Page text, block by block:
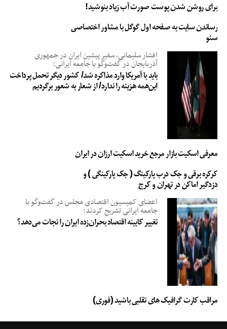
برای روشن شدن پوست صورت آب زیاد بنوشید!
رساندن سایت به صفحه اول گوگل با مشاور اختصاصی
سئو
افشار سلیمانی، سفیر پیشین ایران در جمهوری
آذربایجان در گفت‌وگو با جامعه ایرانی:
باید با آمریکا وارد مذاکره شد/ کشور دیگر تحمل پرداخت
این‌همه هزینه را ندارد/ از شعار به شعور برگردیم
معرفی اسکیت بازار مرجع خرید اسکیت ارزان در ایران
کرکره برقی و جک درب پارکینگ ( جک پارکینگی ) و
دزدگیر اماکن در تهران و کرج
اعضای کمیسیون اقتصادی مجلس در گفت‌وگو با
جامعه ایرانی تشریح کردند:
تغییر کابینه اقتصاد بحران‌زده ایران را نجات می‌دهد؟
مراقب کارت گرافیک های تقلبی باشید (فوری)